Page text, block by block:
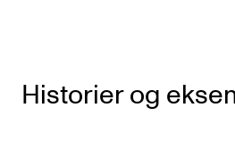
Historier og